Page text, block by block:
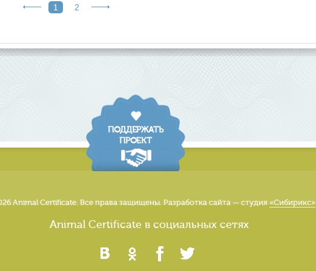
1 2
ПОДДЕРЖАТЬ
ПРОЕКТ
Animal Certificate. Все права защищены. Разработка сайта — студия «Сибирикс»
Animal Certificate в социальных сетях